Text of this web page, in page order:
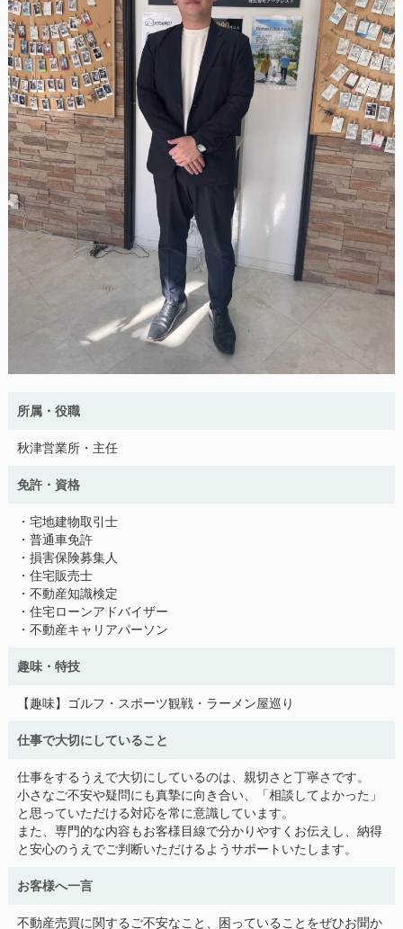
所属・役職
秋津営業所・主任
免許・資格
・宅地建物取引士
・普通車免許
・損害保険募集人
・住宅販売士
・不動産知識検定
・住宅ローンアドバイザー
・不動産キャリアパーソン
趣味・特技
【趣味】ゴルフ・スポーツ観戦・ラーメン屋巡り
仕事で大切にしていること
仕事をするうえで大切にしているのは、親切さと丁寧さです。
小さなご不安や疑問にも真摯に向き合い、「相談してよかった」
と思っていただける対応を常に意識しています。
また、専門的な内容もお客様目線で分かりやすくお伝えし、納得
と安心のうえでご判断いただけるようサポートいたします。
お客様へ一言
不動産売買に関するご不安なこと、困っていることをぜひお聞か